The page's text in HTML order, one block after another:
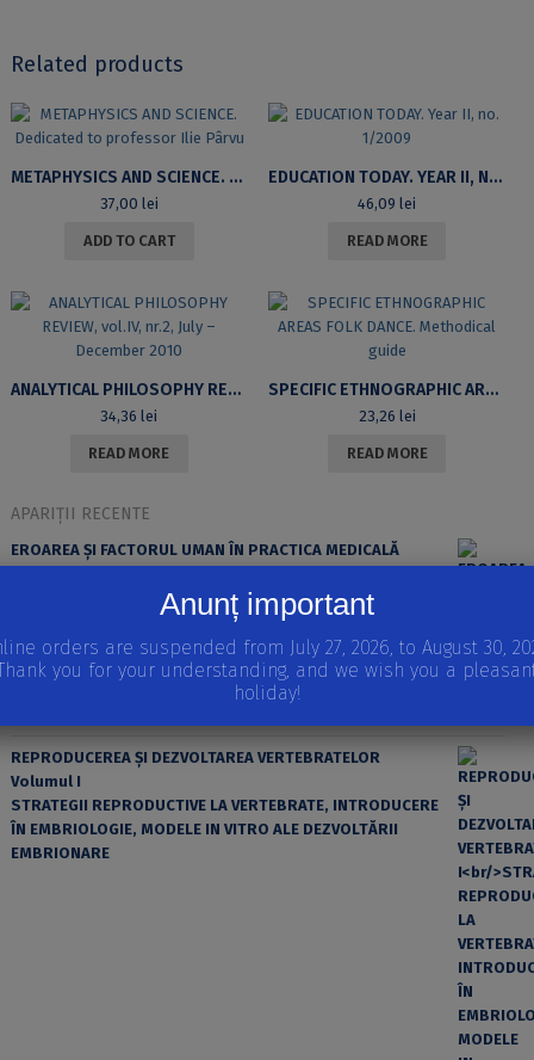
Related products
METAPHYSICS AND SCIENCE. DEDICATED TO PROFESSOR ILIE PÂRVU
37,00 lei
ADD TO CART
EDUCATION TODAY. YEAR II, NO. 1/2009
46,09lei
READ MORE
ANALYTICAL PHILOSOPHY REVIEW, VOL.IV, NR.2, JULY – DECEMBER 2010
34,36lei
READ MORE
SPECIFIC ETHNOGRAPHIC AREAS FOLK DANCE. METHODICAL GUIDE
23,26 lei
READ MORE
APARIȚII RECENTE
EROAREA ȘI FACTORUL UMAN ÎN PRACTICA MEDICALĂ
REPRODUCEREA ȘI DEZVOLTAREA VERTEBRATELOR
Volumul I
STRATEGII REPRODUCTIVE LA VERTEBRATE, INTRODUCERE
ÎN EMBRIOLOGIE, MODELE IN VITRO ALE DEZVOLTĂRII
EMBRIONARE
Anunț important
orders are suspended from July 27, 2026, to August 30,
you for your understanding, and we wish you a
holiday!